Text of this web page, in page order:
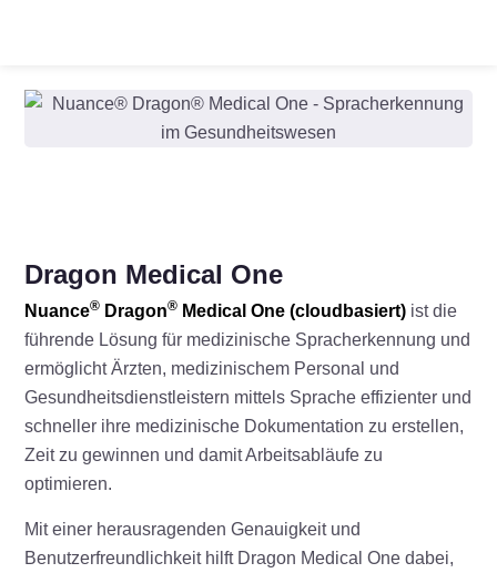
Dragon Medical One
Nuance® Dragon® Medical One (cloudbasiert) ist die
führende Lösung für medizinische Spracherkennung und
ermöglicht Ärzten, medizinischem Personal und
Gesundheitsdienstleistern mittels Sprache effizienter und
schneller ihre medizinische Dokumentation zu erstellen,
Zeit zu gewinnen und damit Arbeitsabläufe zu
optimieren.
Mit einer herausragenden Genauigkeit und
Benutzerfreundlichkeit hilft Dragon Medical One dabei,